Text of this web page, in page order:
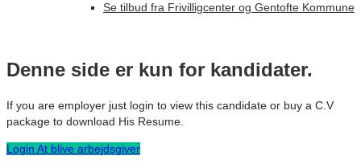
Se tilbud fra Frivilligcenter og Gentofte Kommune
Denne side er kun for kandidater.
If you are employer just login to view this candidate or buy a C.V
package to download His Resume.
Login At blive arbejdsgiver